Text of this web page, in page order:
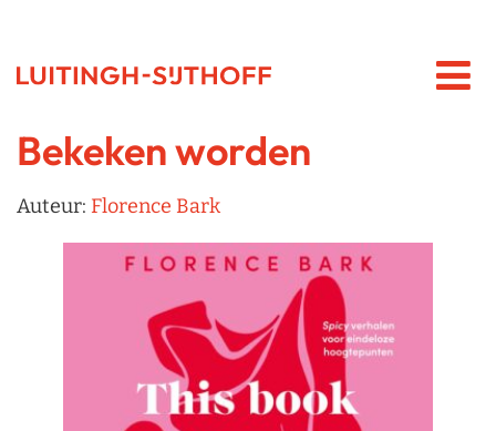
Bekeken worden
Auteur: Florence Bark